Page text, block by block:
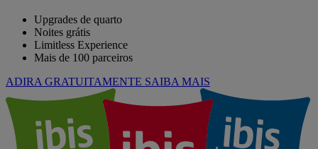
Upgrades de quarto
Noites grátis
Limitless Experience
Mais de 100 parceiros
ADIRA GRATUITAMENTE SAIBA MAIS